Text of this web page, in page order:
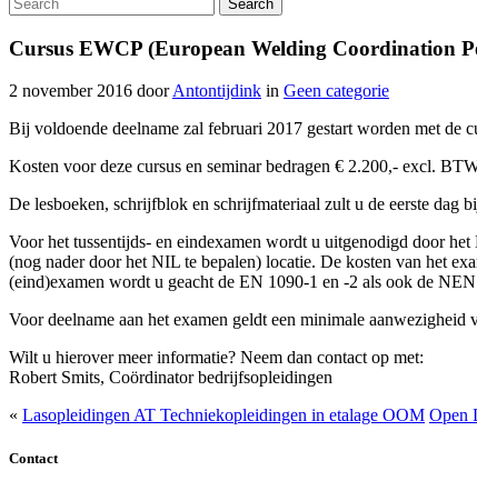
Search
Cursus EWCP (European Welding Coordination
2 november 2016 doorAntontijdink in Geen categorie
Bij voldoende deelname zal februari 2017 gestart worden met de
Kosten voor deze cursus en seminar bedragen € 2.200,- excl.
De lesboeken, schrijfblok en schrijfmateriaal zult u de eerste dag
Voor het tussentijds- en eindexamen wordt u uitgenodigd door
(nog nader door het NIL te bepalen) locatie. De kosten van het
(eind)examen wordt u geacht de EN 1090-1 en -2 als ook de
Voor deelname aan het examen geldt een minimale aanwezigheid
Wilt u hierover meer informatie? Neem dan contact op met:
Robert Smits, Coördinator bedrijfsopleidingen
« Lasopleidingen AT Techniekopleidingen in etalage OOM Open
Contact